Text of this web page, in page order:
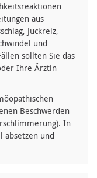
aus
Juckreiz,
und
sollten Sie das
Ihre Ärztin
Beschwerden
In
absetzen und